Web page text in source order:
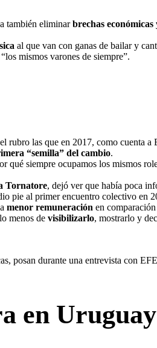
también eliminarbrechas
al que van con ganas de bailar y
mismos varones de siempre”.
rubro las que en 2017, como cuenta
“semilla” del cambio.
qué siempre ocupamos los mismos
Tornatore, dejó ver que había poca
pie al primer encuentro colectivo en
menor remuneración en
menos de visibilizarlo, mostrarlo y
posan durante una entrevista con
en Uruguay